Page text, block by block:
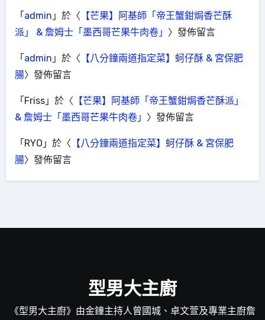
「admin 」於〈 【芒果】阿基師「帝王蟹鉗焗香芒酥
派」 & 詹姆士「墨西哥芒果牛肉卷」 〉發佈留言
「admin 」於〈 【八分鐘兩道指定菜】蚵仔酥 & 宮保肥
腸〉發佈留言
「Friss」於〈 【芒果】阿基師「帝王蟹鉗焗香芒酥派」
& 詹姆士「墨西哥芒果牛肉卷」 〉發佈留言
「RYO 」於〈 【八分鐘兩道指定菜】蚵仔酥 & 宮保肥
腸〉發佈留言
型男大主廚
《型男大主廚》由金鐘主持人曾國城、卓文萱及專業主廚詹